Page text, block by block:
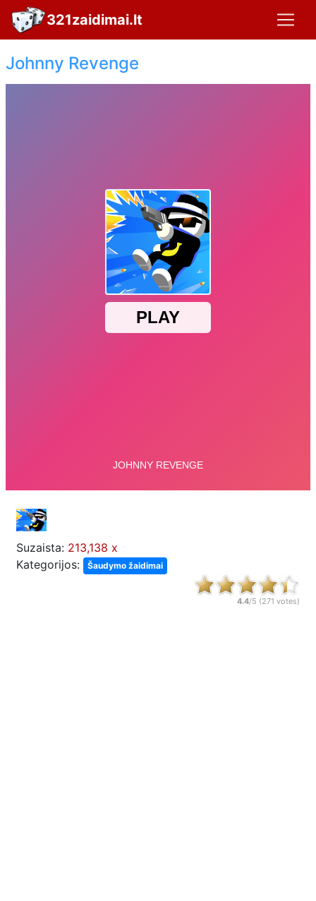
321zaidimai.lt
Johnny Revenge
Suzaista: 213,138 x
Kategorijos:
Šaudymo žaidimai
4.4/5 (271 votes)